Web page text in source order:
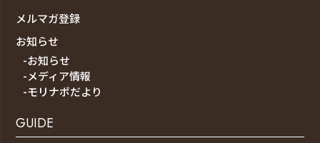
メルマガ登録
お知らせ
-お知らせ
-メディア情報
-モリナポだより
GUIDE